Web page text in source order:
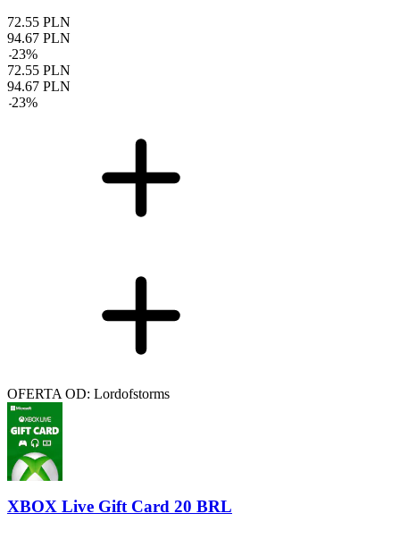
72.55 PLN
94.67 PLN
-23%
72.55 PLN
94.67 PLN
-23%
OFERTA OD: Lordofstorms
XBOX Live Gift Card 20 BRL